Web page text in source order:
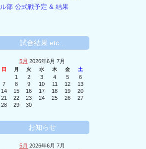
ル部 公式戦予定 & 結果
試合結果 etc...
5月 2026年6月 7月
日 月 火 水 木 金 土
1 2 3 4 5
6
7
8 9 10 11 12
13
14
15 16 17 18 19
20
21
22 23 24 25 26
27
28
29 30
お知らせ
5月 2026年6月 7月